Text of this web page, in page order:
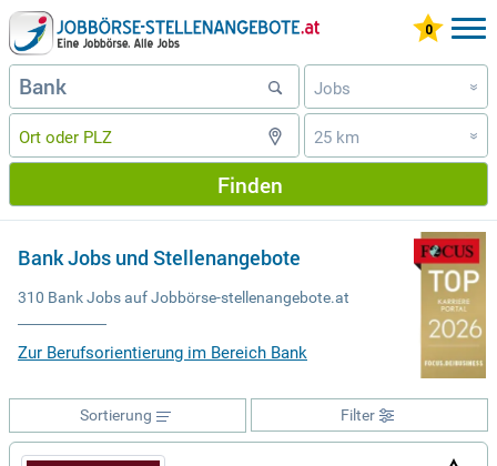
Jobs »
25 km »
Finden
Bank Jobs und Stellenangebote
310 Bank Jobs auf Jobbörse-stellenangebote.at
Zur Berufsorientierung im Bereich Bank
Filter
Sortierung